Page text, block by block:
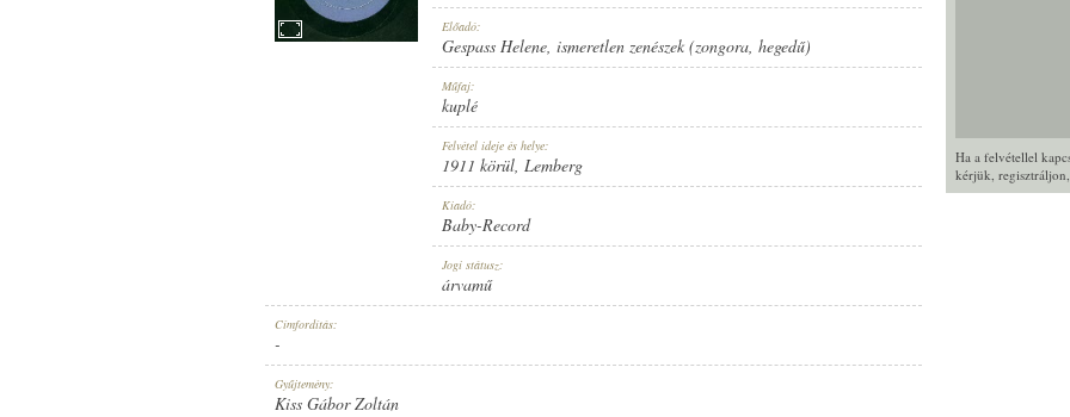
Ha a felvétellel
kérjük, regisztráljon
Előadó:
Gespass Helene, ismeretlen zenészek (zongora, hegedű)
Műfaj:
kuplé
Felvétel ideje és helye:
1911 körül, Lemberg
Kiadó:
Baby-Record
Jogi státusz:
árvamű
Címfordítás:
-
Gyűjtemény:
Kiss Gábor Zoltán